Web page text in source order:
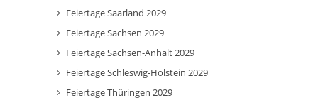
Feiertage Saarland 2029
Feiertage Sachsen 2029
Feiertage Sachsen-Anhalt 2029
Feiertage Schleswig-Holstein 2029
Feiertage Thüringen 2029